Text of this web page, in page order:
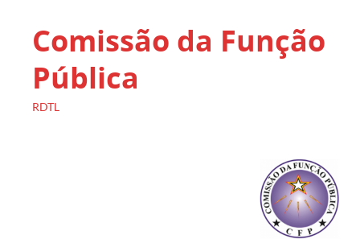
Comissão da Função
Pública
RDTL